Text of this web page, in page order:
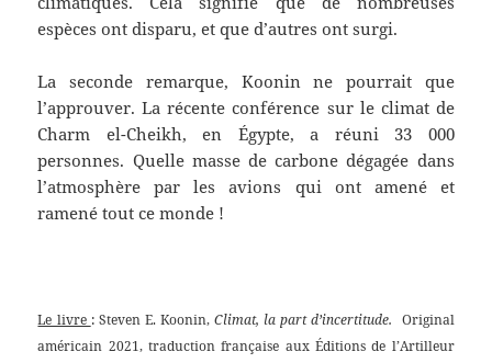
espèces ont disparu, et que d’autres ont surgi.
La seconde remarque, Koonin ne pourrait que
l’approuver. La récente conférence sur le climat de
Charm el-Cheikh, en Égypte, a réuni 33 000
personnes. Quelle masse de carbone dégagée dans
l’atmosphère par les avions qui ont amené et
ramené tout ce monde !
Le livre : Steven E. Koonin,Climat, la part d’incertitude. Original
américain 2021, traduction française aux Éditions de l’Artilleur